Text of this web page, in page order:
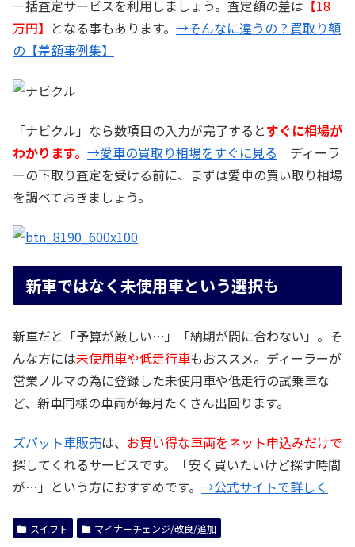
一括査定サービスを利用しましょう。査定額の差は 【18
万円】 となる事もあります。 →そんなに違うの？買取り額
の【差額事例集】
「ナビクル」なら数項目の入力が完了するとすぐに相場が
わかります。 →愛車の買取り相場をすぐに見る ディーラ
ーの下取り査定を受ける前に、まずは愛車の買い取り相場
を調べておきましょう。
新車ではなく未使用車という選択も
新車だと「予算が厳しい…」「納期が間に合わない」。そ
んな方には未使用車や低走行車もおススメ。ディーラーが
営業ノルマの為に登録した未使用車や低走行の試乗車な
ど、新車同様の車両が毎月たくさん出回ります。
ズバット車販売は、 お買い得な車両をネット申込みだけで
探してくれるサービスです。「安く買いたいけど探す時間
が…」という方におすすめです。 →公式サイトで詳しく
スイフト マイナーチェンジ/改良/追加